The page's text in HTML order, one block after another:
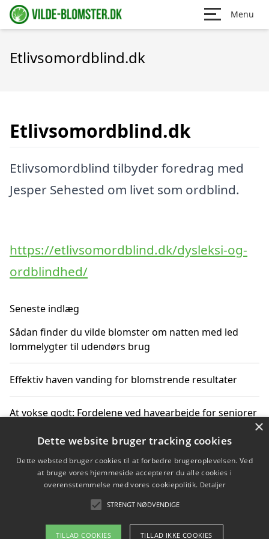
Menu
Etlivsomordblind.dk
Etlivsomordblind.dk
Etlivsomordblind tilbyder foredrag med
Jesper Sehested om livet som ordblind.
https://etlivsomordblind.dk/dysleksi-og-
ordblindhed/
Seneste indlæg
Sådan finder du vilde blomster om natten med led
lommelygter til udendørs brug
Effektiv haven vanding for blomstrende resultater
At vokse godt: Fordelene ved havearbejde for seniorer
Grønne løsninger til løft i det fri støtter miljøvenlige
landskabsprojekter
Gør haven til et frirum for familien og naturen
×
Dette website bruger tracking cookies
Dette websted bruger cookies til at forbedre brugeroplevelsen. Ved
at bruge vores hjemmeside accepterer du alle cookies i
overensstemmelse med vores cookiepolitik. Detaljer
STRENGT NØDVENDIGE
TILLAD COOKIES TILLAD IKKE COOKIES